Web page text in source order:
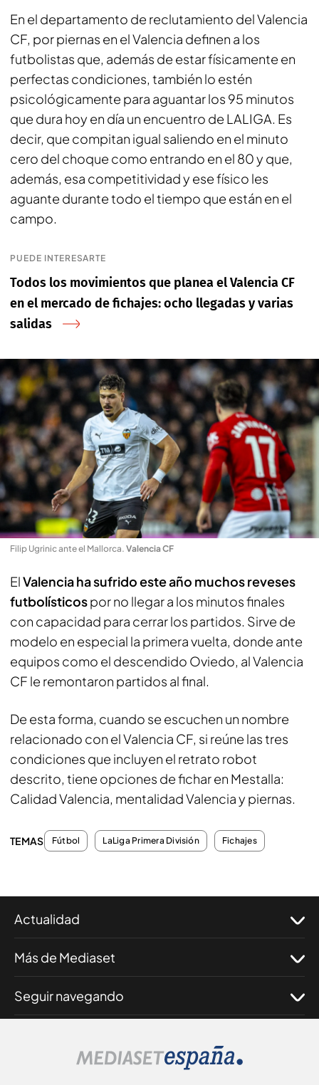
En el departamento de reclutamiento del Valencia
CF, por piernas en el Valencia definen a los
futbolistas que, además de estar físicamente en
perfectas condiciones, también lo estén
psicológicamente para aguantar los 95 minutos
que dura hoy en día un encuentro de LALIGA. Es
decir, que compitan igual saliendo en el minuto
cero del choque como entrando en el 80 y que,
además, esa competitividad y ese físico les
aguante durante todo el tiempo que están en el
campo.
PUEDE INTERESARTE
Todos los movimientos que planea el Valencia CF
en el mercado de fichajes: ocho llegadas y varias
salidas
Filip Ugrinic ante el Mallorca. Valencia CF
ElValencia ha sufrido este año muchos reveses
futbolísticospor no llegar a los minutos finales
con capacidad para cerrar los partidos. Sirve de
modelo en especial la primera vuelta, donde ante
equipos como el descendido Oviedo, al Valencia
CF le remontaron partidos al final.
De esta forma, cuando se escuchen un nombre
relacionado con el Valencia CF, si reúne las tres
condiciones que incluyen el retrato robot
descrito, tiene opciones de fichar en Mestalla:
Calidad Valencia, mentalidad Valencia y piernas.
TEMAS Fútbol LaLiga Primera División Fichajes
Actualidad
Más de Mediaset
Seguir navegando